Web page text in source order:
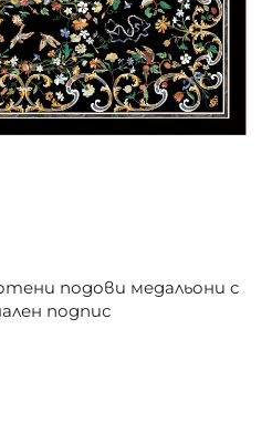
подови медальони с
подпис